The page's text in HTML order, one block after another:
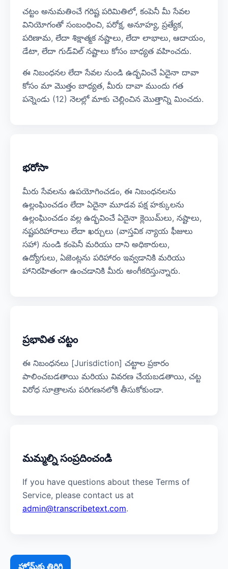
చట్టం అనుమతించే గరిష్ట పరిమితిలో, కంపెనీ మీ సేవల
వినియోగంతో సంబంధించి, పరోక్ష, అనూహ్య, ప్రత్యేక,
పరిణామ, లేదా శిక్షాత్మక నష్టాలు, లేదా లాభాలు, ఆదాయం,
డేటా, లేదా గుడ్‌విల్ నష్టాలు కోసం బాధ్యత వహించదు.
ఈ నిబంధనల లేదా సేవల నుండి ఉద్భవించే ఏదైనా దావా
కోసం మా మొత్తం బాధ్యత, మీరు దావా ముందు గత
పన్నెండు (12) నెలల్లో మాకు చెల్లించిన మొత్తాన్ని మించదు.
భరోసా
మీరు సేవలను ఉపయోగించడం, ఈ నిబంధనలను
ఉల్లంఘించడం లేదా ఏదైనా మూడవ పక్ష హక్కులను
ఉల్లంఘించడం వల్ల ఉద్భవించే ఏదైనా క్లెయిమ్‌లు, నష్టాలు,
నష్టపరిహారాలు లేదా ఖర్చులు (వాస్తవిక న్యాయ ఫీజులు
సహా) నుండి కంపెనీ మరియు దాని అధికారులు,
ఉద్యోగులు, ఏజెంట్లను పరిహారం ఇవ్వడానికి మరియు
హానిరహితంగా ఉంచడానికి మీరు అంగీకరిస్తున్నారు.
ప్రభావిత చట్టం
ఈ నిబంధనలు [Jurisdiction] చట్టాల ప్రకారం
పాలించబడతాయి మరియు వివరణ చేయబడతాయి, చట్ట
విరోధ సూత్రాలను పరిగణనలోకి తీసుకోకుండా.
మమ్మల్ని సంప్రదించండి
If you have questions about these Terms of
Service, please contact us at
admin@transcribetext.com.
హోమ్‌కు తిరిగి